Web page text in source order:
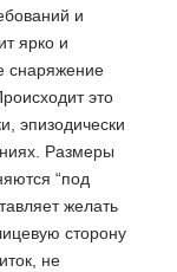
и
ярко и
снаряжение
это
эпизодически
Размеры
“под
желать
сторону
не